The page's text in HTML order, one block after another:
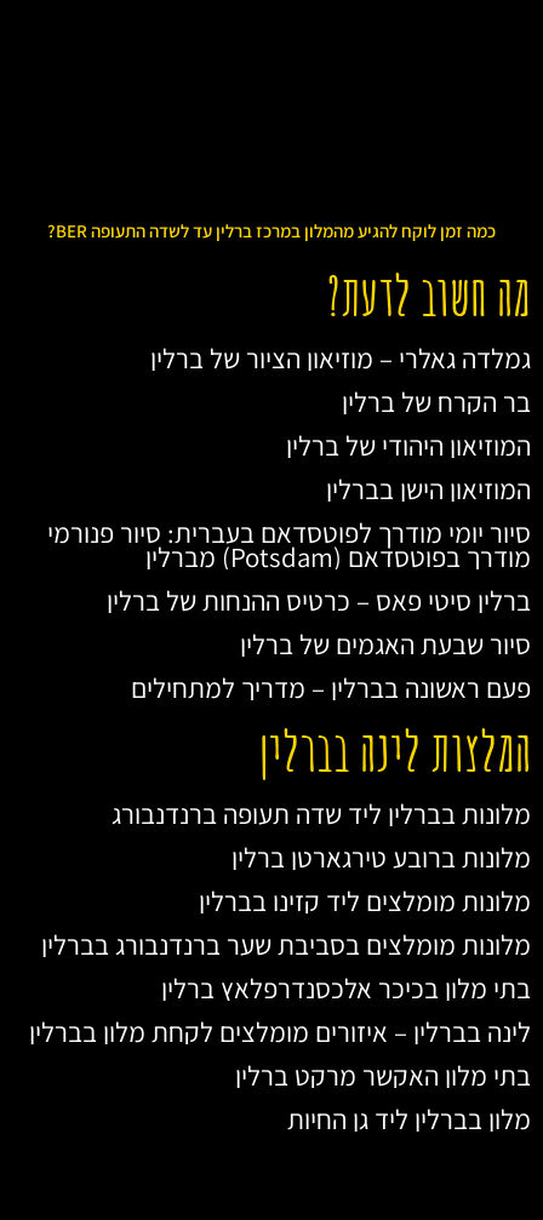
כמה זמן לוקח להגיע מהמלון במרכז ברלין עד לשדה התעופה BER?
מה חשוב לדעת?
גמלדה גאלרי – מוזיאון הציור של ברלין
בר הקרח של ברלין
המוזיאון היהודי של ברלין
המוזיאון הישן בברלין
סיור יומי מודרך לפוטסדאם בעברית: סיור פנורמי
מודרך בפוטסדאם (Potsdam) מברלין
ברלין סיטי פאס – כרטיס ההנחות של ברלין
סיור שבעת האגמים של ברלין
פעם ראשונה בברלין – מדריך למתחילים
המלצות לינה בברלין
מלונות בברלין ליד שדה תעופה ברנדנבורג
מלונות ברובע טירגארטן ברלין
מלונות מומלצים ליד קזינו בברלין
מלונות מומלצים בסביבת שער ברנדנבורג בברלין
בתי מלון בכיכר אלכסנדרפלאץ ברלין
לינה בברלין – איזורים מומלצים לקחת מלון בברלין
בתי מלון האקשר מרקט ברלין
מלון בברלין ליד גן החיות